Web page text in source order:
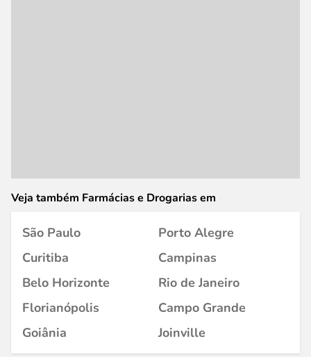
Veja também Farmácias e Drogarias em
São Paulo
Porto Alegre
Curitiba
Campinas
Belo Horizonte
Rio de Janeiro
Florianópolis
Campo Grande
Goiânia
Joinville